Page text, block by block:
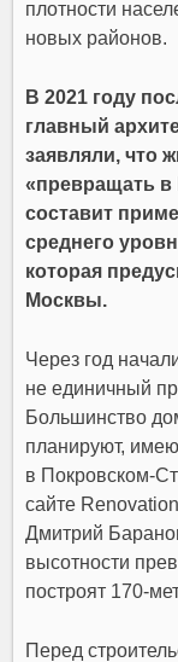
плотности
новых районов.
В 2021 году
главный
заявляли, что
«превращать в
составит
среднего
которая
Москвы.
Через год
не единичный
Большинство
планируют,
в Покровском-
сайте
Дмитрий
высотности
построят 170-
Перед